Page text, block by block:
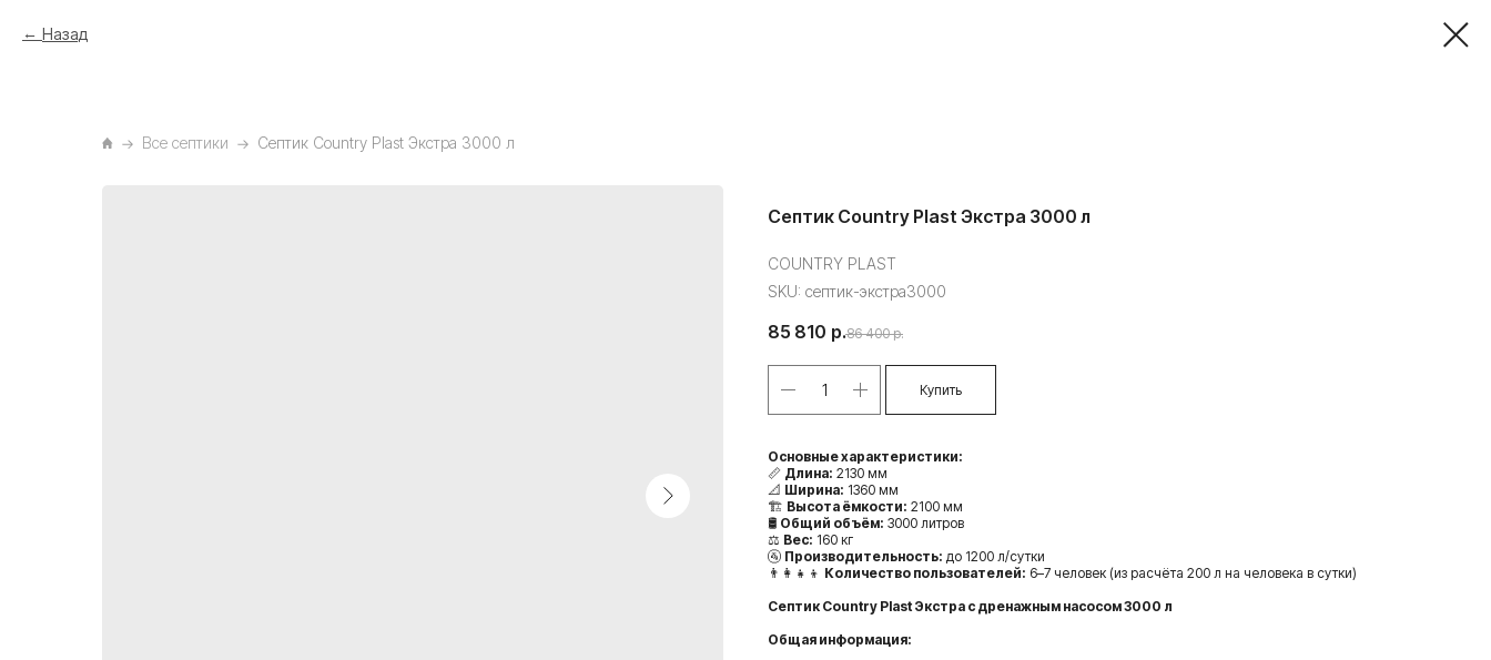
Назад
Все септики Септик Country Plast Экстра 3000 л
Септик Country Plast Экстра 3000 л
COUNTRY PLAST
SKU: септик-экстра3000
85 810 р.86 400 р.
Купить
Основные характеристики:
📏 Длина: 2130 мм
📐 Ширина: 1360 мм
🏗️ Высота ёмкости: 2100 мм
🛢️ Общий объём: 3000 литров
⚖️ Вес: 160 кг
🚰 Производительность: до 1200 л/сутки
👨‍👩‍👧‍👦 Количество пользователей: 6–7 человек (из расчёта 200 л на человека в сутки)
Септик Country Plast Экстра с дренажным насосом 3000 л
Общая информация: